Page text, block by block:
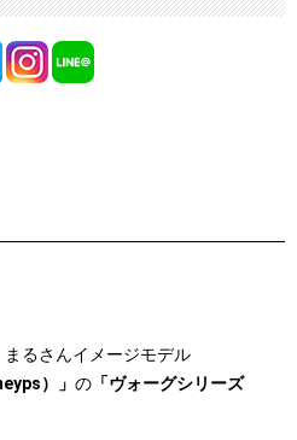
るさんイメージモデル
）」 の 「ヴォーグシリーズ